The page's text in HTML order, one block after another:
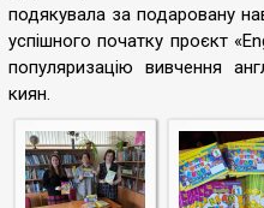
подякувала за подаровану
успішного початку проєкт
популяризацію вивчення
киян.